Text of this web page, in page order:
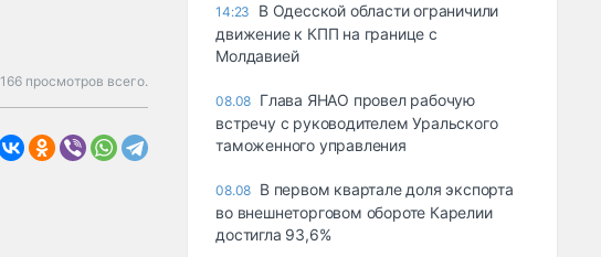
166 просмотров всего.
14:23
В Одесской области ограничили
движение к КПП на границе с
Молдавией
08.08 Глава ЯНАО провел рабочую
встречу с руководителем Уральского
таможенного управления
08.08 В первом квартале доля экспорта
во внешнеторговом обороте Карелии
достигла 93,6%